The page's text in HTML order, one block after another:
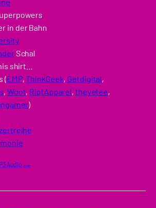
in der Bahn
Schal
shirt…
(EMP,ThinkGeek, Getdigital,
, Woot, RiptApparel, theyetee,
)
Audio 10 MB